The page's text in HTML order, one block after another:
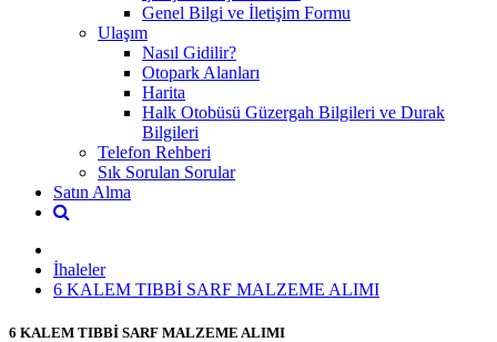
Genel Bilgi ve İletişim Formu
Ulaşım
Nasıl Gidilir?
Otopark Alanları
Harita
Halk Otobüsü Güzergah Bilgileri ve Durak
Bilgileri
Telefon Rehberi
Sık Sorulan Sorular
Satın Alma
İhaleler
6 KALEM TIBBİ SARF MALZEME ALIMI
6 KALEM TIBBİ SARF MALZEME ALIMI